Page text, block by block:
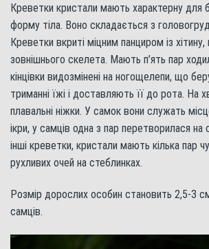
Креветки кристали мають характерну для
форму тіла. Воно складається з
Креветки вкриті міцним панциром із
зовнішнього скелета. Мають п’ять пар
кінцівки видозмінені на ногощелепи, що
триманні їжі і доставляють її до рота. На
плавальні ніжки. У самок вони служать
ікри, у самців одна з пар перетворилася на
інші креветки, кристали мають кілька пар
рухливих очей на стеблинках.
Розмір дорослих особин становить 2,5-3
самців.